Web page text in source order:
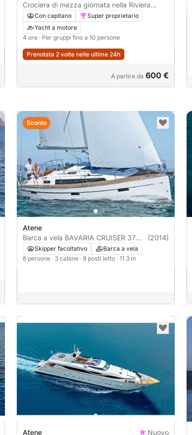
Grecia
Crociera di mezza giornata nella Riviera
ateniese
Con capitano
Super proprietario
Yacht a motore
4 ore · Per gruppi fino a 10 persone
Prenotata 2 volte nelle ultime 24h
A partire da 600 €
Atene
Barca a vela BAVARIA CRUISER 37
11m
(2014)
Skipper facoltativo
Barca a vela
8 persone · 3 cabine · 8 posti letto · 11.3 m
Sconto
Atene
Nuovo